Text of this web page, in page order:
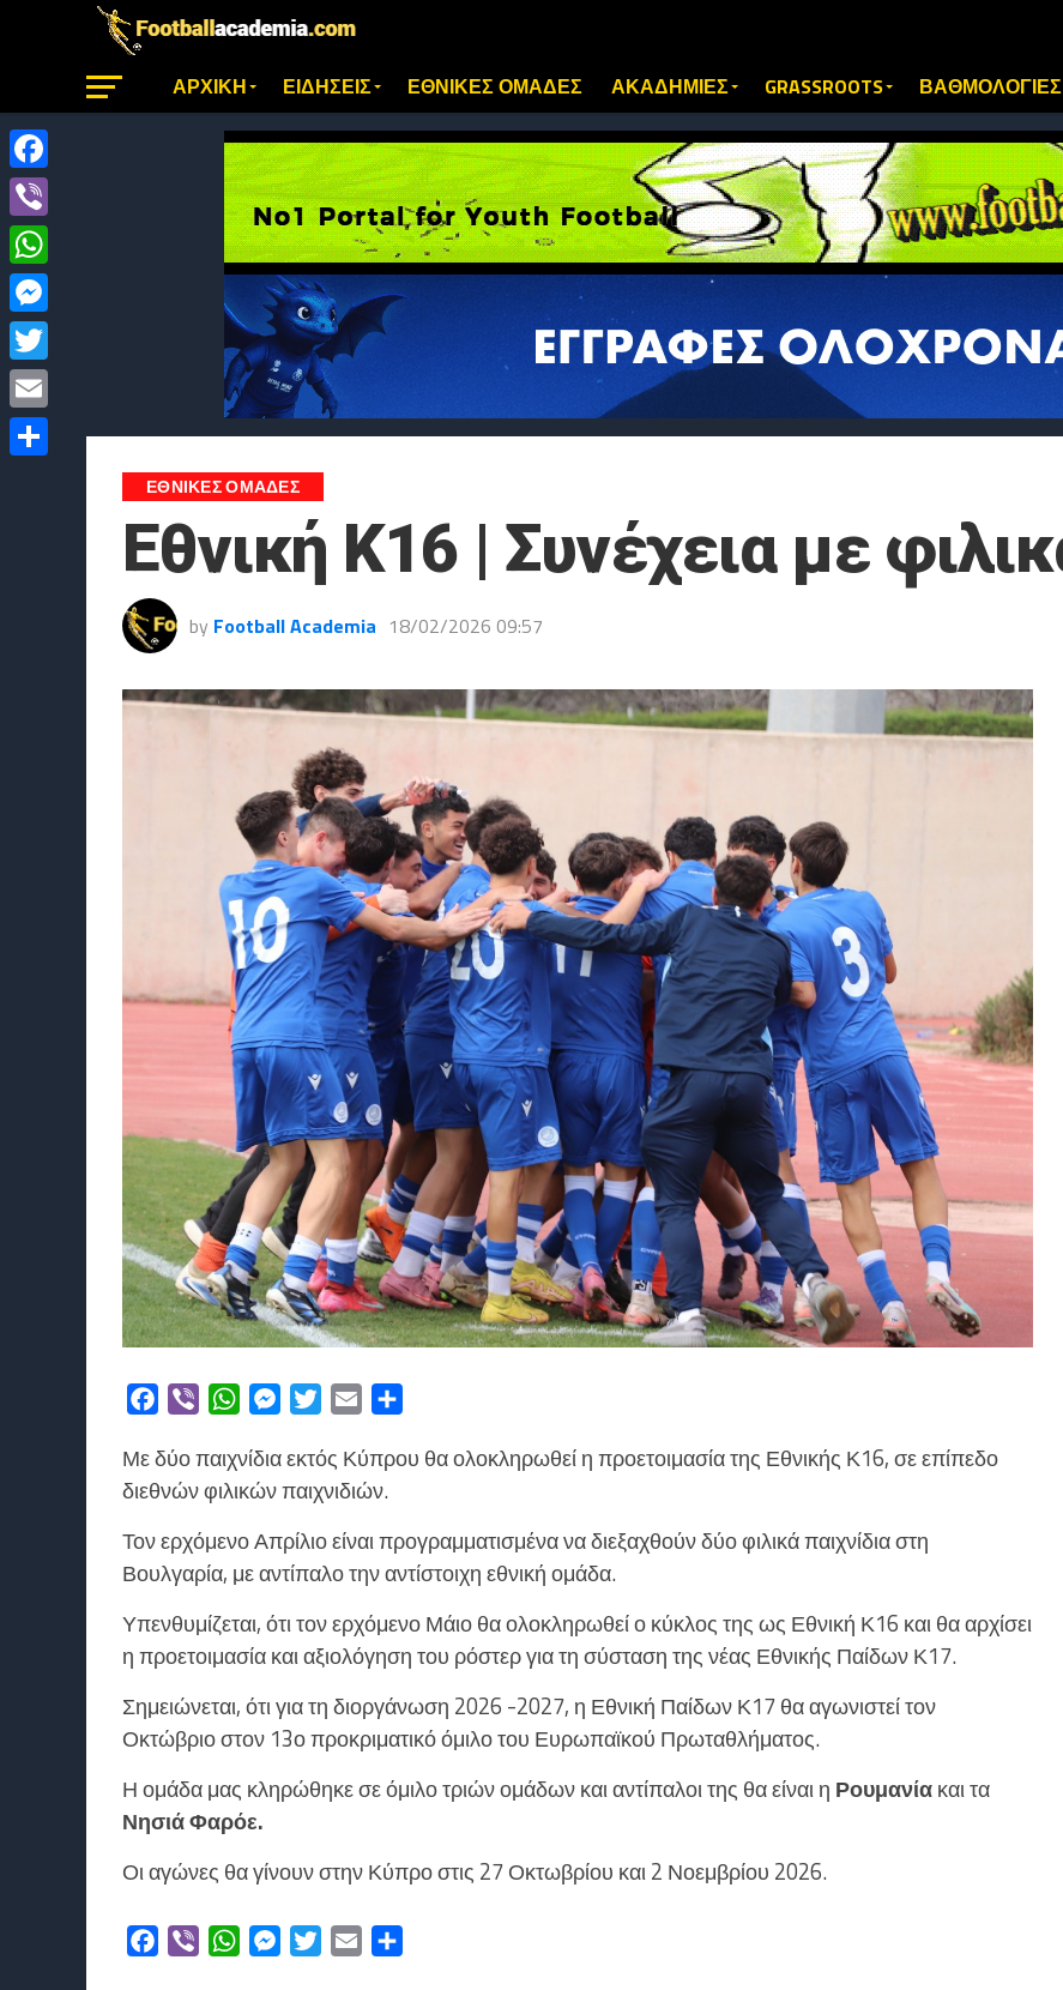
ΑΡΧΙΚΗ ΕΙΔΗΣΕΙΣ ΕΘΝΙΚΕΣ ΟΜΑΔΕΣ ΑΚΑΔΗΜΙΕΣ GRASSROOTS ΒΑΘΜΟΛΟΓΙΕΣ
ΕΘΝΙΚΕΣ ΟΜΑΔΕΣ
Εθνική Κ16 | Συνέχεια με
by Football Academia 18/02/2026 09:57
Facebook
Viber WhatsAppMessengerTwitterEmail
Με δύο παιχνίδια εκτός Κύπρου θα ολοκληρωθεί η προετοιμασία της Εθνικής Κ16, σε επίπεδο
διεθνών φιλικών παιχνιδιών.
Τον ερχόμενο Απρίλιο είναι προγραμματισμένα να διεξαχθούν δύο φιλικά παιχνίδια στη
Βουλγαρία, με αντίπαλο την αντίστοιχη εθνική ομάδα.
Υπενθυμίζεται, ότι τον ερχόμενο Μάιο θα ολοκληρωθεί ο κύκλος της ως Εθνική Κ16 και θα αρχίσει
η προετοιμασία και αξιολόγηση του ρόστερ για τη σύσταση της νέας Εθνικής Παίδων Κ17.
Σημειώνεται, ότι για τη διοργάνωση 2026 -2027, η Εθνική Παίδων Κ17 θα αγωνιστεί τον
Οκτώβριο στον 13ο προκριματικό όμιλο του Ευρωπαϊκού Πρωταθλήματος.
Η ομάδα μας κληρώθηκε σε όμιλο τριών ομάδων και αντίπαλοι της θα είναι η Ρουμανίακαι τα
Νησιά Φαρόε.
Οι αγώνες θα γίνουν στην Κύπρο στις 27 Οκτωβρίου και 2 Νοεμβρίου 2026.
Facebook
Viber WhatsAppMessengerTwitterEmail
Facebook
Viber
WhatsApp
Messenger
Twitter
Email